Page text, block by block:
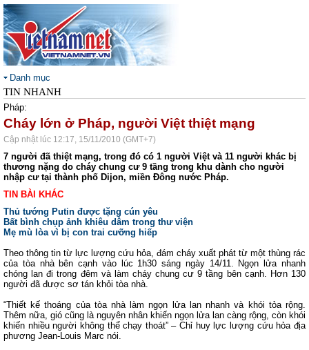
Danh mục
TIN NHANH
Pháp:
Cháy lớn ở Pháp, người Việt thiệt mạng
Cập nhật lúc 12:17, 15/11/2010 (GMT+7)
7 người đã thiệt mạng, trong đó có 1 người Việt và 11 người khác bị
thương nặng do cháy chung cư 9 tầng trong khu dành cho người
nhập cư tại thành phố Dijon, miền Đông nước Pháp.
TIN BÀI KHÁC
Thủ tướng Putin được tặng cún yêu
Bất bình chụp ảnh khiêu dâm trong thư viện
Mẹ mù lòa vì bị con trai cưỡng hiếp
Theo thông tin từ lực lượng cứu hỏa, đám cháy xuất phát từ một thùng rác
của tòa nhà bên cạnh vào lúc 1h30 sáng ngày 14/11. Ngọn lửa nhanh
chóng lan đi trong đêm và làm cháy chung cư 9 tầng bên cạnh. Hơn 130
người đã được sơ tán khỏi tòa nhà.
“Thiết kế thoáng của tòa nhà làm ngọn lửa lan nhanh và khói tỏa rộng.
Thêm nữa, gió cũng là nguyên nhân khiến ngọn lửa lan càng rộng, còn khói
khiến nhiều người không thể chạy thoát” – Chỉ huy lực lượng cứu hỏa địa
phương Jean-Louis Marc nói.